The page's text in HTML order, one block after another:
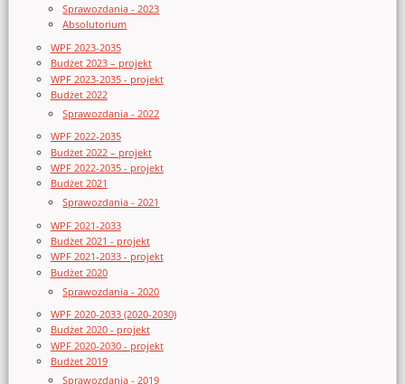
Sprawozdania - 2023
Absolutorium
WPF 2023-2035
Budżet 2023 – projekt
WPF 2023-2035 - projekt
Budżet 2022
Sprawozdania - 2022
WPF 2022-2035
Budżet 2022 – projekt
WPF 2022-2035 - projekt
Budżet 2021
Sprawozdania - 2021
WPF 2021-2033
Budżet 2021 - projekt
WPF 2021-2033 - projekt
Budżet 2020
Sprawozdania - 2020
WPF 2020-2033 (2020-2030)
Budżet 2020 - projekt
WPF 2020-2030 - projekt
Budżet 2019
Sprawozdania - 2019